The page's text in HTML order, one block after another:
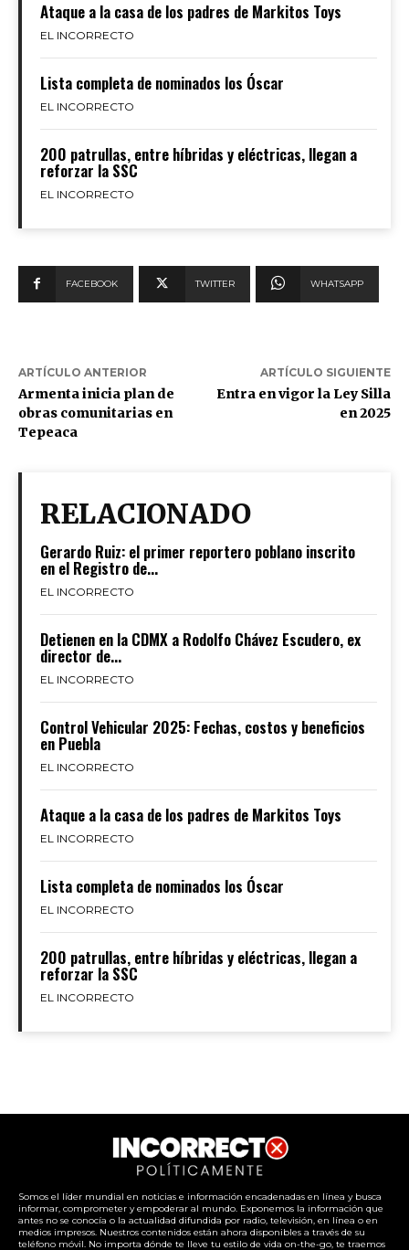
Ataque a la casa de los padres de Markitos Toys
EL INCORRECTO
Lista completa de nominados los Óscar
EL INCORRECTO
200 patrullas, entre híbridas y eléctricas, llegan a
reforzar la SSC
EL INCORRECTO
FACEBOOK TWITTER WHATSAPP
ARTÍCULO ANTERIOR
Armenta inicia plan de
obras comunitarias en
Tepeaca
ARTÍCULO SIGUIENTE
Entra en vigor la Ley Silla
en 2025
RELACIONADO
Gerardo Ruiz: el primer reportero poblano inscrito
en el Registro de...
EL INCORRECTO
Detienen en la CDMX a Rodolfo Chávez Escudero, ex
director de...
EL INCORRECTO
Control Vehicular 2025: Fechas, costos y beneficios
en Puebla
EL INCORRECTO
Ataque a la casa de los padres de Markitos Toys
EL INCORRECTO
Lista completa de nominados los Óscar
EL INCORRECTO
200 patrullas, entre híbridas y eléctricas, llegan a
reforzar la SSC
EL INCORRECTO
Somos el líder mundial en noticias e información encadenadas en línea y busca
informar, comprometer y empoderar al mundo. Exponemos la información que
antes no se conocía o la actualidad difundida por radio, televisión, en línea o en
medios impresos. Nuestros contenidos están ahora disponibles a través de su
teléfono móvil. No importa dónde te lleve tu estilo de vida on-the-go, te traemos